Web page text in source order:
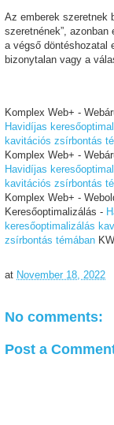
Az emberek szeretnek
szeretnének”,
a végső döntéshozatal
bizonytalan vagy a
Komplex Web+ -
Havidíjas
kavitációs zsírbontás
Komplex Web+ -
Havidíjas
kavitációs zsírbontás
Komplex Web+ -
Keresőoptimalizálás -
keresőoptimalizálás
zsírbontás témában
at November 18, 2022
No comments:
Post a